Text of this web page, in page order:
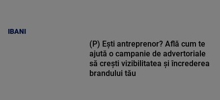
IBANI
(P) Ești antreprenor? Află cum te
ajută o campanie de advertoriale
să crești vizibilitatea și încrederea
brandului tău